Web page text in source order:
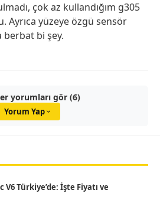
çok az kullandığım g305
Ayrıca yüzeye özgü sensör
berbat bi şey.
yorumları gör (6)
Yorum Yap
V6 Türkiye’de: İşte Fiyatı ve